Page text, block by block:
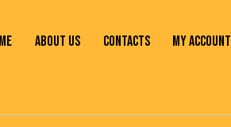
ABOUT US CONTACTS MY ACCOUNT